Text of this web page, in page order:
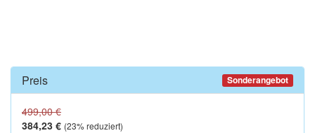
Preis Sonderangebot
499,00 €
384,23 € (23% reduziert)